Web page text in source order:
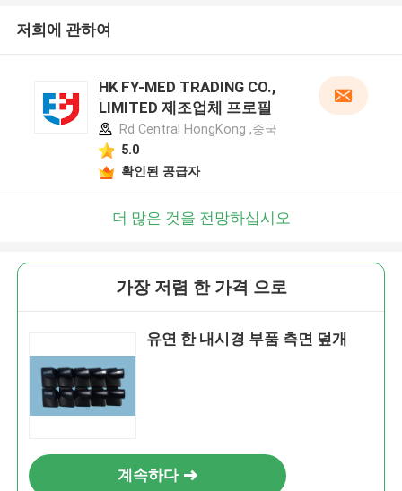
저희에 관하여
HK FY-MED TRADING CO.,
LIMITED 제조업체 프로필
Rd Central HongKong ,중국
5.0
확인된 공급자
더 많은 것을 전망하십시오
가장 저렴 한 가격 으로
유연 한 내시경 부품 측면 덮개
계속하다